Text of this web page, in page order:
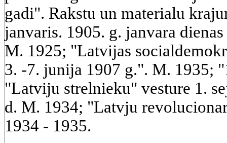
gadi". Rakstu un materialu
janvaris. 1905. g. janvara
M. 1925; "Latvijas
3. -7. junija 1907 g.". M. 1935;
"Latviju strelnieku" vesture 1.
d. M. 1934; "Latvju
1934 - 1935.